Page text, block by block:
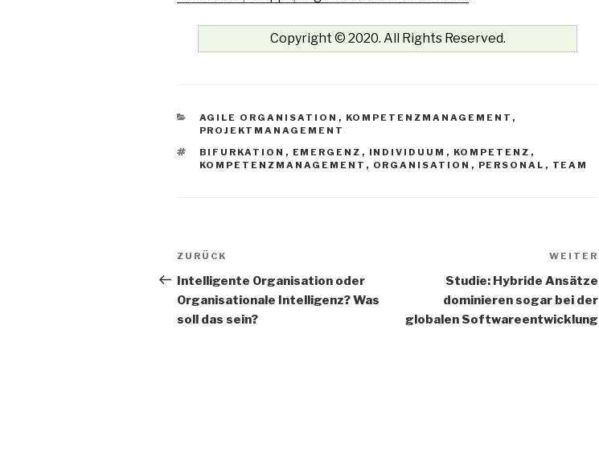
Copyright © 2020. All Rights Reserved.
KATEGORIEN
AGILE ORGANISATION , KOMPETENZMANAGEMENT ,
PROJEKTMANAGEMENT
SCHLAGWÖRTER
BIFURKATION , EMERGENZ , INDIVIDUUM , KOMPETENZ ,
KOMPETENZMANAGEMENT , ORGANISATION , PERSONAL , TEAM
Beitrags-
Navigation
Vorheriger
Beitrag
ZURÜCK
Intelligente Organisation oder
Organisationale Intelligenz? Was
soll das sein?
WEITER
Studie: Hybride Ansätze
dominieren sogar bei der
globalen Softwareentwicklung